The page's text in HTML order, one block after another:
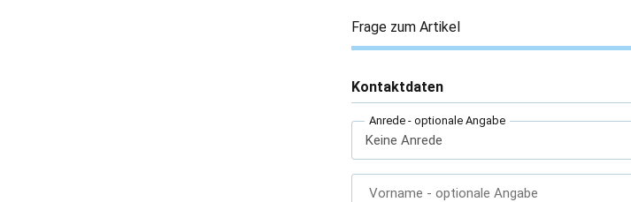
Frage zum Artikel
Kontaktdaten
Anrede - optionale Angabe
Vorname - optionale Angabe